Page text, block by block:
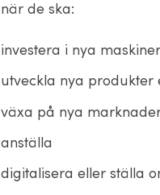
när de ska:
investera i nya
utveckla nya produkter
växa på nya
anställa
digitalisera eller ställa